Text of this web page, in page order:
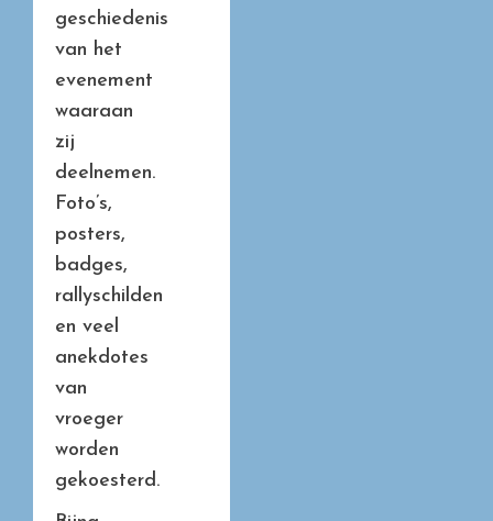
geschiedenis
van het
evenement
waaraan
zij
deelnemen.
Foto’s,
posters,
badges,
rallyschilden
en veel
anekdotes
van
vroeger
worden
gekoesterd.